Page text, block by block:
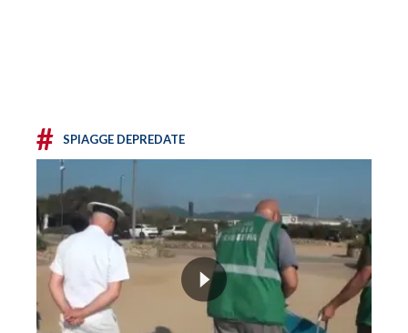
# SPIAGGE DEPREDATE